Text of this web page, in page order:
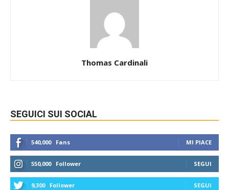
Thomas Cardinali
SEGUICI SUI SOCIAL
540,000 Fans MI PIACE
550,000 Follower SEGUI
9,300 Follower SEGUI